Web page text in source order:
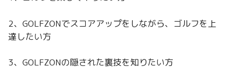
2、GOLFZONでスコアアップをしながら、ゴルフを上
達したい方
3、GOLFZONの隠された裏技を知りたい方